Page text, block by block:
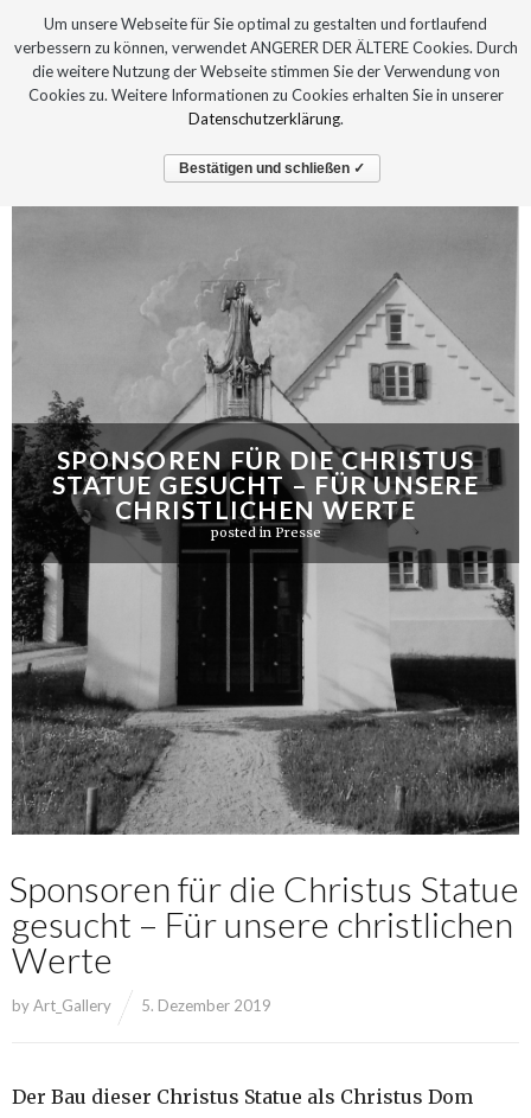
SPONSOREN FÜR DIE CHRISTUS
STATUE GESUCHT – FÜR UNSERE
CHRISTLICHEN WERTE
posted in Presse
Sponsoren für die Christus Statue
gesucht – Für unsere christlichen
Werte
byArt_Gallery 5. Dezember 2019
Der Bau dieser Christus Statue als Christus Dom
Um unsere Webseite für Sie optimal zu gestalten und fortlaufend
verbessern zu können, verwendet ANGERER DER ÄLTERE Cookies. Durch
die weitere Nutzung der Webseite stimmen Sie der Verwendung von
Cookies zu. Weitere Informationen zu Cookies erhalten Sie in unserer
Datenschutzerklärung.
Bestätigen und schließen ✓